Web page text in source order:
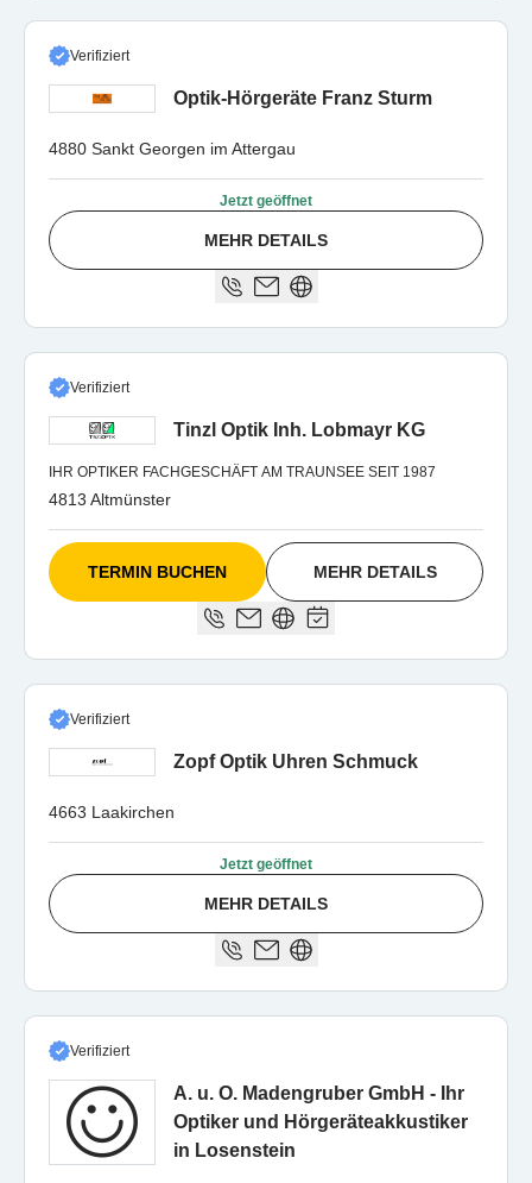
Verifiziert
Optik-Hörgeräte Franz Sturm
4880 Sankt Georgen im Attergau
Jetzt geöffnet
MEHR DETAILS
Verifiziert
Tinzl Optik Inh. Lobmayr KG
IHR OPTIKER FACHGESCHÄFT AM TRAUNSEE SEIT 1987
4813 Altmünster
TERMIN BUCHEN MEHR DETAILS
Verifiziert
Zopf Optik Uhren Schmuck
4663 Laakirchen
Jetzt geöffnet
MEHR DETAILS
Verifiziert
A. u. O. Madengruber GmbH - Ihr
Optiker und Hörgeräteakkustiker
in Losenstein